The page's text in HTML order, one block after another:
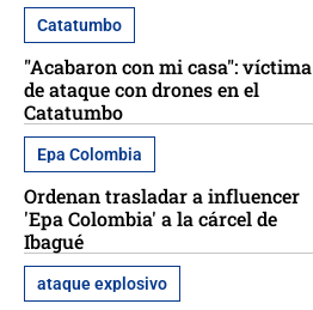
Catatumbo
"Acabaron con mi casa": víctima
de ataque con drones en el
Catatumbo
Epa Colombia
Ordenan trasladar a influencer
'Epa Colombia' a la cárcel de
Ibagué
ataque explosivo